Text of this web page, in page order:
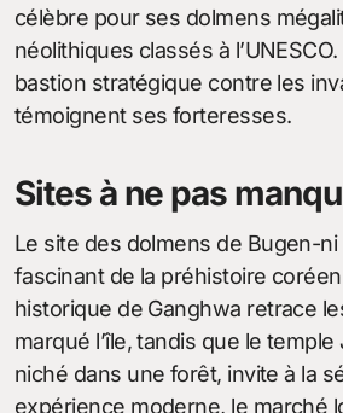
célèbre pour ses dolmens
néolithiques classés à
bastion stratégique contre les
témoignent ses forteresses.
Sites à ne pas
Le site des dolmens de Bugen-
fascinant de la préhistoire
historique de Ganghwa retrace
marqué l’île, tandis que le
niché dans une forêt, invite à la
expérience moderne, le marché